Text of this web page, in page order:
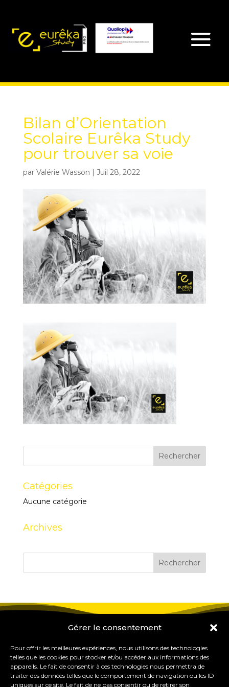
Gérer le consentement
Pour offrir les meilleures expériences, nous utilisons des technologies
telles que les cookies pour stocker et/ou accéder aux informations des
appareils. Le fait de consentir à ces technologies nous permettra de
traiter des données telles que le comportement de navigation ou les ID
uniques sur ce site. Le fait de ne pas consentir ou de retirer son
Bilan d’Orientation
Scolaire Eurêka Study
pour trouver sa voie
par Valérie Wasson | Juil 28, 2022
Catégories
Aucune catégorie
Archives